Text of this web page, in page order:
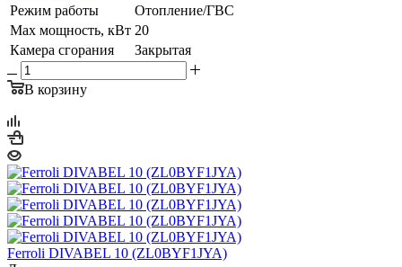
Режим работы
Отопление/ГВС
Max мощность, кВт 20
Камера сгорания
Закрытая
В корзину
Ferroli DIVABEL 10 (ZL0BYF1JYA)